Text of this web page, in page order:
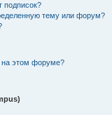
подписок?
тему или форум?
на этом форуме?